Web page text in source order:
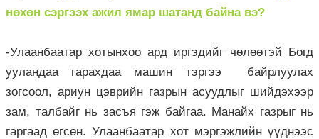
нөхөн сэргээх ажил ямар шатанд байна вэ?
-Улаанбаатар хотынхоо ард иргэдийг чөлөөтэй Богд
ууландаа гарахдаа машин тэргээ байрлуулах
зогсоол, ариун цэврийн газрын асуудлыг шийдэхээр
зам, талбайг нь засъя гэж байгаа. Манайх газрыг нь
гаргаад өгсөн. Улаанбаатар хот мэргэжлийн үүднээс